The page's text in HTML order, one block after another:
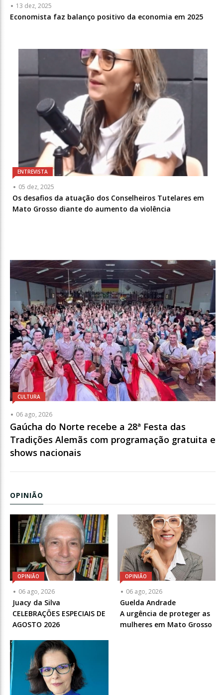
13 dez, 2025
Economista faz balanço positivo da economia em 2025
ENTREVISTA
05 dez, 2025
Os desafios da atuação dos Conselheiros Tutelares em
Mato Grosso diante do aumento da violência
CULTURA
06 ago, 2026
Gaúcha do Norte recebe a 28ª Festa das
Tradições Alemãs com programação gratuita e
shows nacionais
OPINIÃO
OPINIÃO
06 ago, 2026
Articulista
ou
Chamada
-
Juacy da Silva
CELEBRAÇÕES ESPECIAIS DE
AGOSTO 2026
OPINIÃO
06 ago, 2026
Articulista
ou
Chamada
-
Guelda Andrade
A urgência de proteger as
mulheres em Mato Grosso